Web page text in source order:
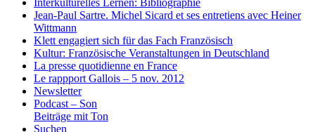
Jean-Paul Sartre. Michel Sicard et ses entretiens avec Heiner
Wittmann
Klett engagiert sich für das Fach Französisch
Kultur: Französische Veranstaltungen in Deutschland
La presse quotidienne en France
Le rappport Gallois – 5 nov. 2012
Newsletter
Podcast – Son
Beiträge mit Ton
Suchen